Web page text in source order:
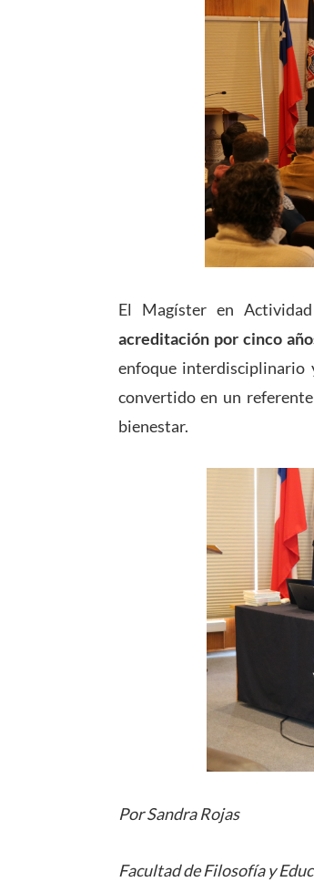
El Magíster en
acreditación por cinco
enfoque interdisciplinario
convertido en un
bienestar.
Por Sandra Rojas
Facultad de Filosofía y